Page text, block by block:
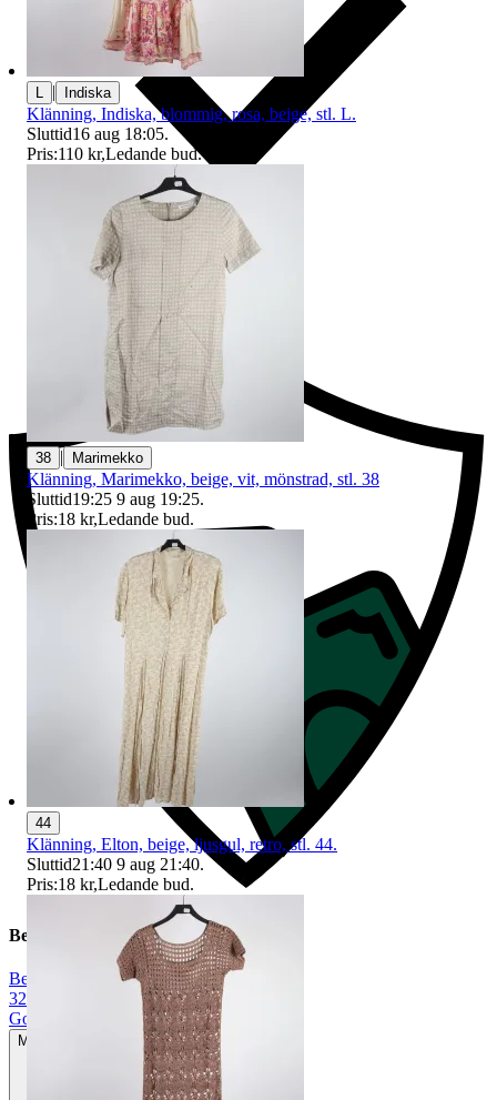
Ersättning om du inte får din vara
Beskrivning
Beige
32
Gott använt skick
Mindre tecken på användning
| Indiska
Klänning, Indiska, blommig, rosa, beige, stl. L.
Sluttid16 aug 18:05.
Pris:110 kr,Ledande bud.
38 | Marimekko
Klänning, Marimekko, beige, vit, mönstrad, stl. 38
Sluttid19:25 9 aug 19:25.
Pris:18 kr,Ledande bud.
44
Klänning, Elton, beige, ljusgul, retro, stl. 44.
Sluttid21:40 9 aug 21:40.
Pris:18 kr,Ledande bud.